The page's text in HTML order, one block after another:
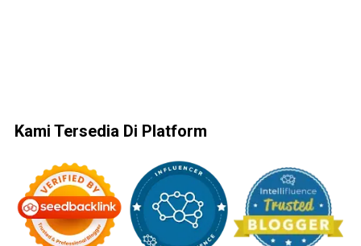
Kami Tersedia Di Platform